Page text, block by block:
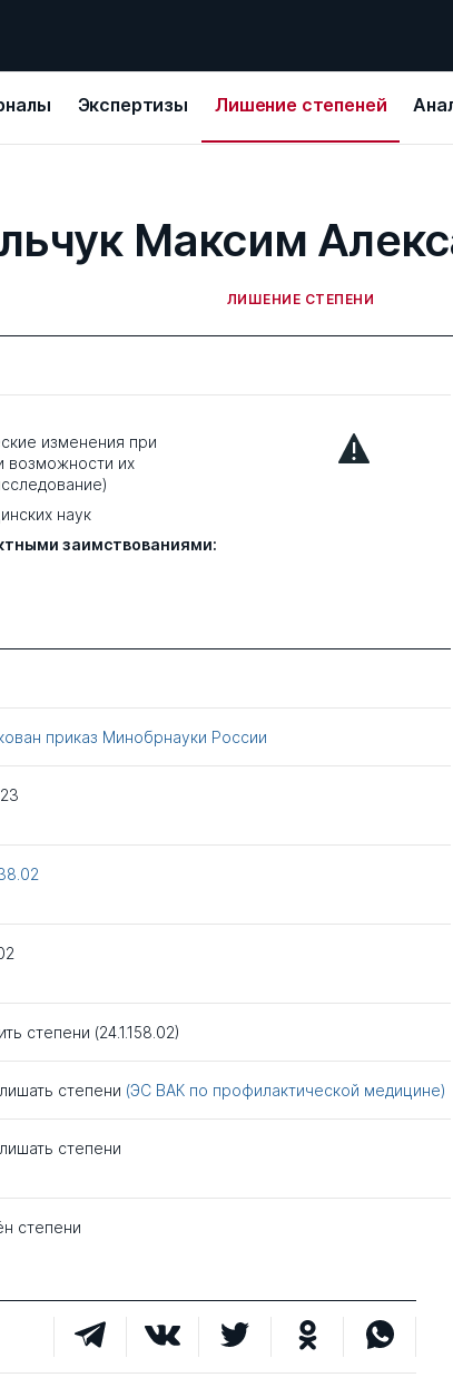
Экспертизы Лишение степеней
Максим
ЛИШЕНИЕ СТЕПЕНИ
изменения при
возможности их
наук
заимствованиями:
приказ Минобрнауки России
степени (24.1.158.02)
степени (ЭС ВАК по профилактической медицине)
степени
степени